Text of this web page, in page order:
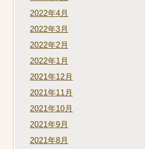
2022年4月
2022年3月
2022年2月
2022年1月
2021年12月
2021年11月
2021年10月
2021年9月
2021年8月